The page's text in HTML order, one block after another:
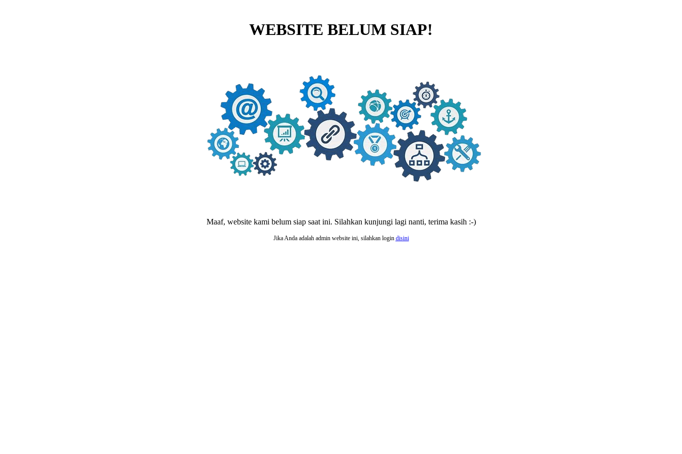
WEBSITE BELUM SIAP!
Maaf, website kami belum siap saat ini. Silahkan kunjungi lagi nanti, terima kasih :-)
Jika Anda adalah admin website ini, silahkan login disini